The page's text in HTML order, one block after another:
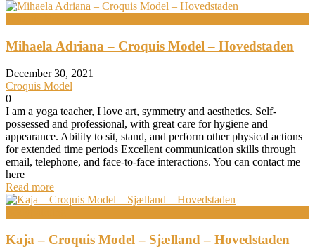
Mihaela Adriana – Croquis Model – Hovedstaden
December 30, 2021
Croquis Model
0
I am a yoga teacher, I love art, symmetry and aesthetics. Self-
possessed and professional, with great care for hygiene and
appearance. Ability to sit, stand, and perform other physical actions
for extended time periods Excellent communication skills through
email, telephone, and face-to-face interactions. You can contact me
here
Read more
Kaja – Croquis Model – Sjælland – Hovedstaden